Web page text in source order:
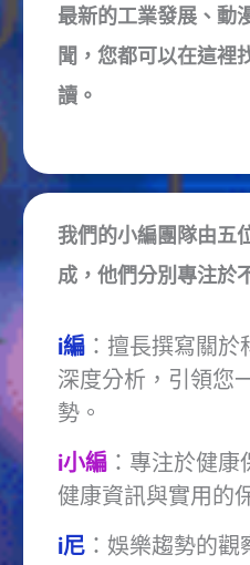
最新的工業發展、動
聞，您都可以在這裡
讀。
我們的小編團隊由五
成，他們分別專注於
i編：擅長撰寫關於
深度分析，引領您
勢。
i小編：專注於健康
健康資訊與實用的
i尼：娛樂趨勢的觀